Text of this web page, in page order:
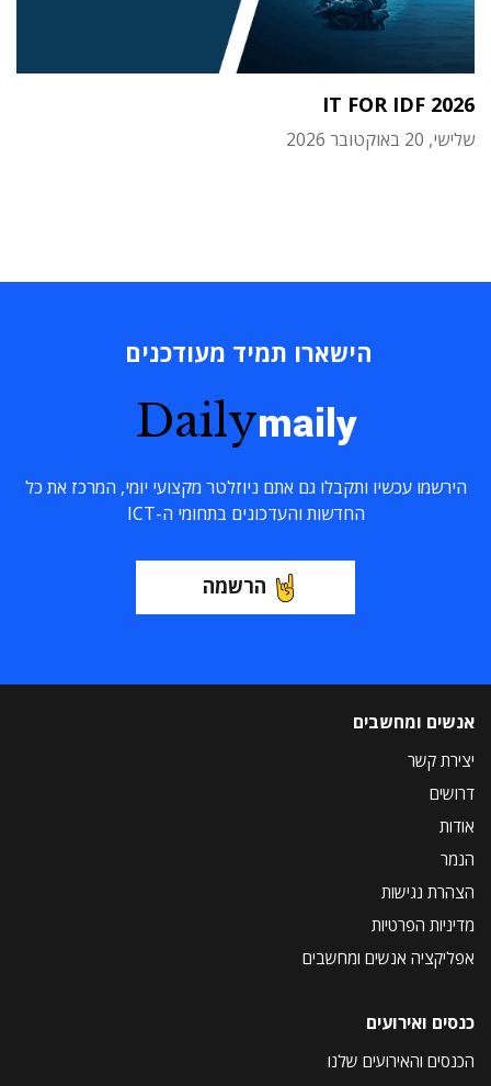
IT FOR IDF 2026
שלישי, 20 באוקטובר 2026
הישארו תמיד מעודכנים
Dailymaily
הירשמו עכשיו ותקבלו גם אתם ניוזלטר מקצועי יומי, המרכז את כל
החדשות והעדכונים בתחומי ה-ICT
הרשמה
אנשים ומחשבים
יצירת קשר
דרושים
אודות
הנמר
הצהרת נגישות
מדיניות הפרטיות
אפליקציה אנשים ומחשבים
כנסים ואירועים
הכנסים והאירועים שלנו